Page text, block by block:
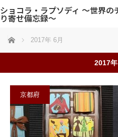
ショコラ・ラプソディ 〜世界の
り寄せ備忘録〜
ホーム 2017年 6月
2017年
京都府